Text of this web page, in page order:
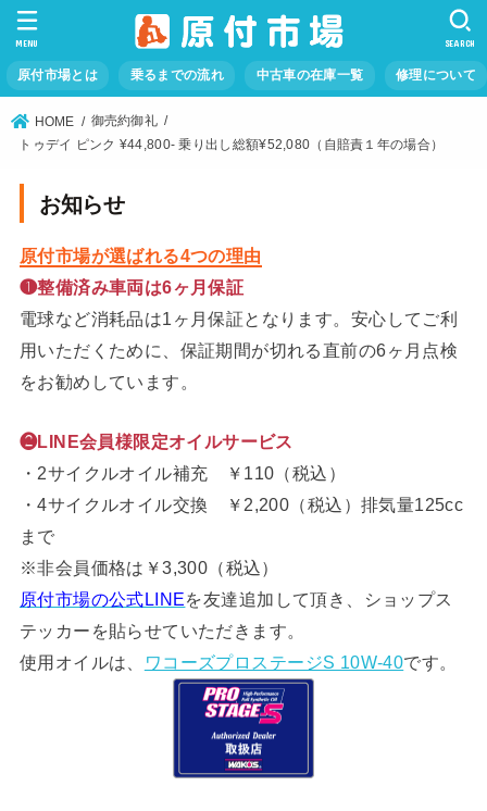
原付市場とは 乗るまでの流れ 中古車の在庫一覧 修理について
SEARCH
MENU
HOME
御売約御礼
トゥデイ ピンク ¥44,800- 乗り出し総額¥52,080（自賠責１年の場合）
お知らせ
原付市場が選ばれる4つの理由
❶整備済み車両は6ヶ月保証
電球など消耗品は1ヶ月保証となります。安心してご利
用いただくために、保証期間が切れる直前の6ヶ月点検
をお勧めしています。
❷LINE会員様限定オイルサービス
・2サイクルオイル補充 ￥110（税込）
・4サイクルオイル交換 ￥2,200（税込）排気量125cc
まで
※非会員価格は￥3,300（税込）
原付市場の公式LINEを友達追加して頂き、ショップス
テッカーを貼らせていただきます。
使用オイルは、
ワコーズプロステージS 10W-40です。